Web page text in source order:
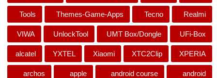
Realmi
Tecno
Themes-Game-Apps
Tools
UFi-Box
UMT Box/Dongle
UnlockTool
VIWA
XPERIA
XTC2Clip
Xiaomi
YXTEL
alcatel
android
android course
apple
archos